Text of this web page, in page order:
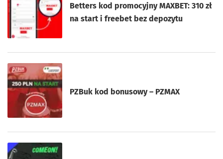
Betters kod promocyjny MAXBET: 310 zł
na start i freebet bez depozytu
PZBuk kod bonusowy – PZMAX